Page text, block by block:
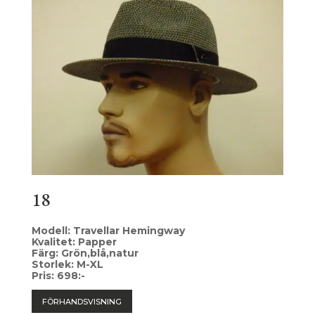
18
Modell: Travellar Hemingway
Kvalitet: Papper
Färg: Grön,blå,natur
Storlek: M-XL
Pris: 698:-
FÖRHANDSVISNING